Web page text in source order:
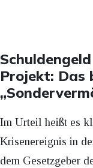
Projekt: Das
Im Urteil heißt es
Krisenereignis in
dem Gesetzgeber